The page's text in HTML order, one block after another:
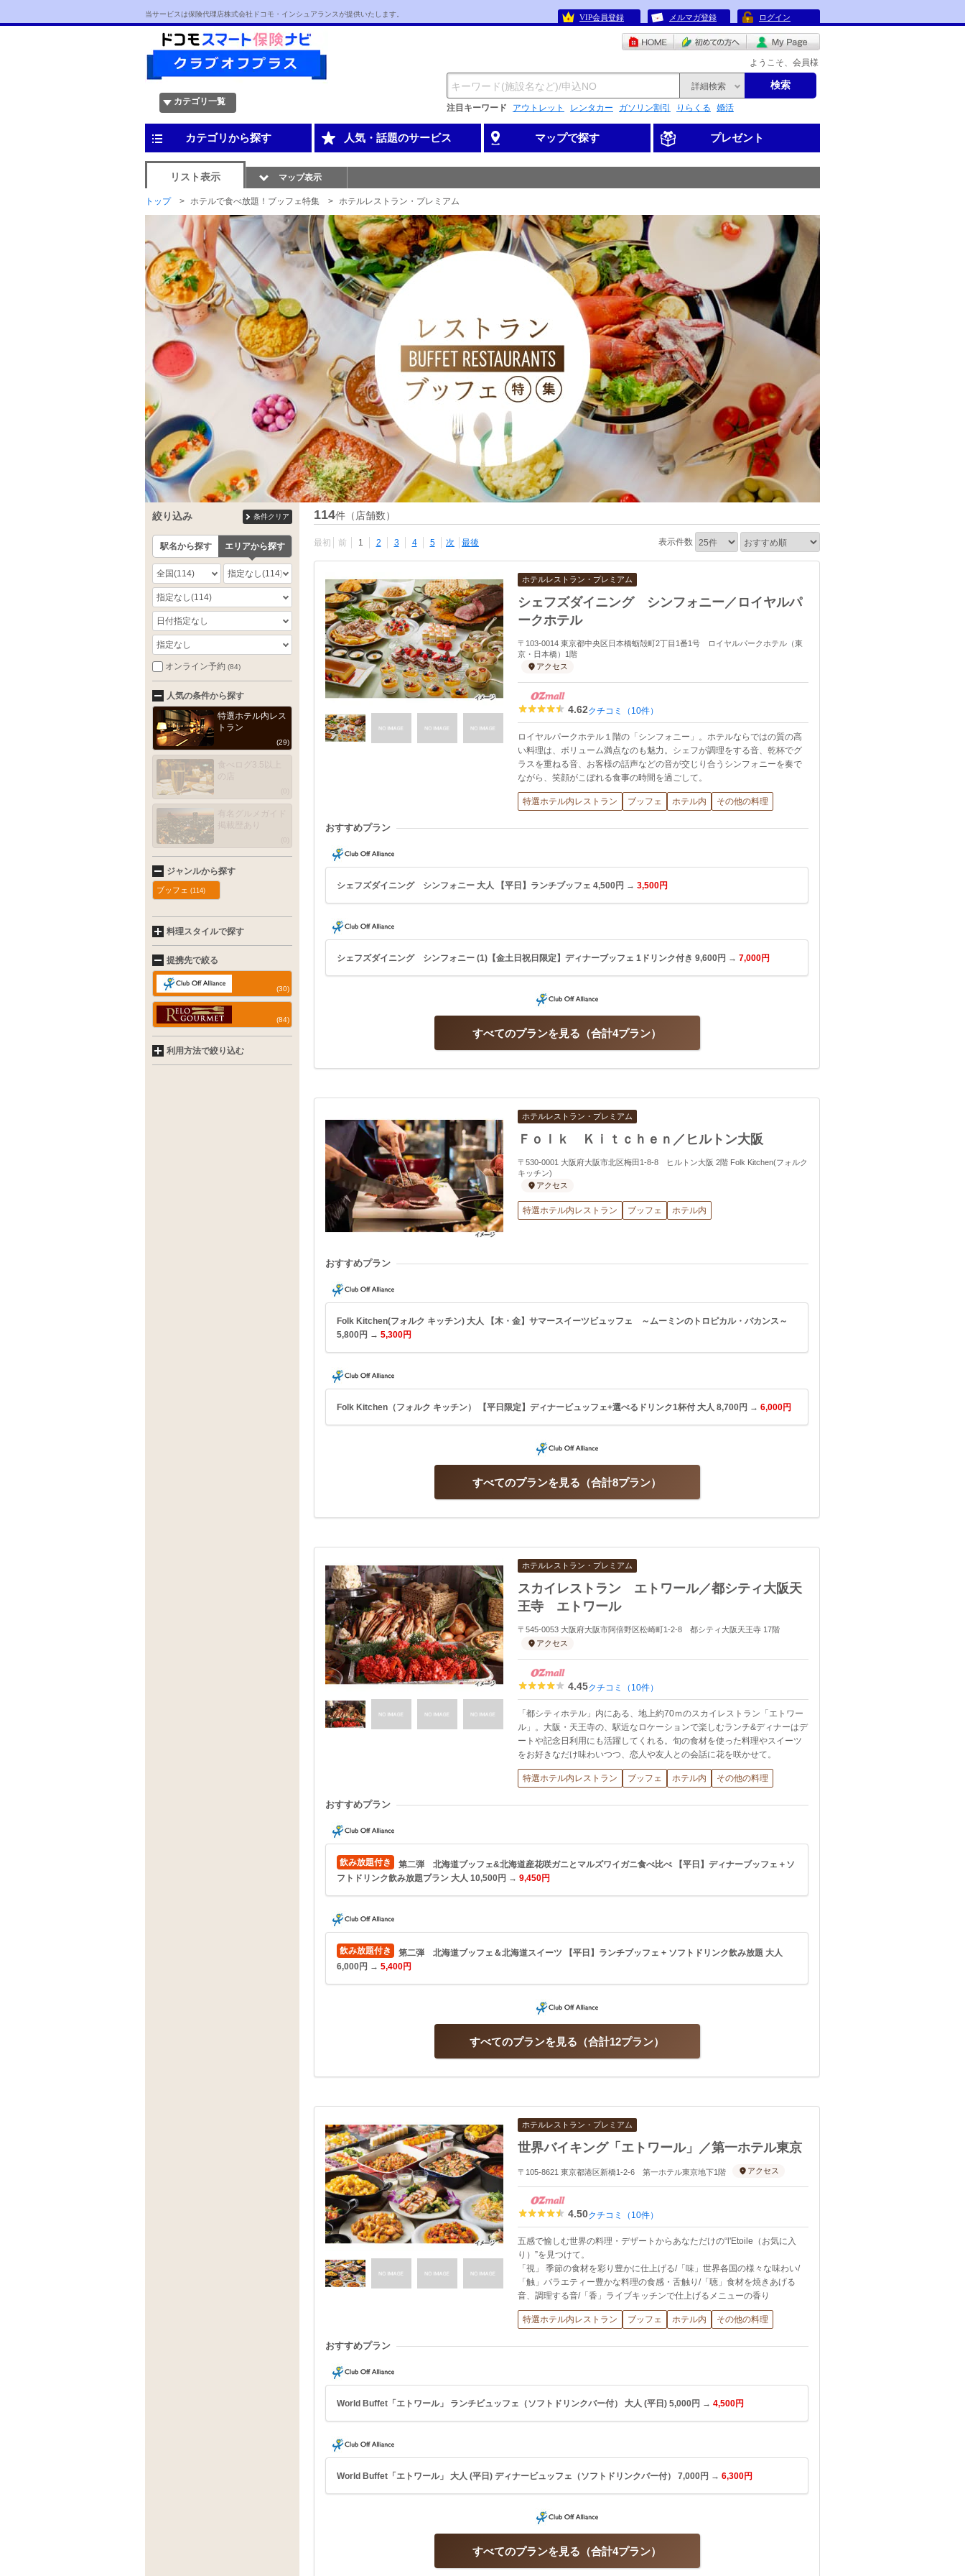
当サービスは保険代理店株式会社ドコモ・インシュアランスが提供いたします。 VIP会員登録 メルマガ登録 ログイン
ようこそ、会員様
カテゴリ一覧
詳細検索 検索
注目キーワード アウトレット レンタカー ガソリン割引 りらくる 婚活
カテゴリから探す 人気・話題のサービス マップで探す プレゼント
リスト表示 マップ表示
トップ ホテルで食べ放題！ブッフェ特集 ホテルレストラン・プレミアム
114件（店舗数）
最初 前 1 2 3 4 5 次 最後 表示件数
ホテルレストラン・プレミアム
シェフズダイニング シンフォニー／ロイヤルパ
ークホテル
〒103-0014 東京都中央区日本橋蛎殻町2丁目1番1号 ロイヤルパークホテル（東
京・日本橋）1階
アクセス
4.62クチコミ（10件）
ロイヤルパークホテル１階の「シンフォニー」。ホテルならではの質の高
い料理は、ボリューム満点なのも魅力。シェフが調理をする音、乾杯でグ
ラスを重ねる音、お客様の話声などの音が交じり合うシンフォニーを奏で
ながら、笑顔がこぼれる食事の時間を過ごして。
特選ホテル内レストラン ブッフェ ホテル内 その他の料理
おすすめプラン
シェフズダイニング シンフォニー 大人 【平日】ランチブッフェ 4,500円 → 3,500円
シェフズダイニング シンフォニー (1)【金土日祝日限定】ディナーブッフェ 1ドリンク付き 9,600円 → 7,000円
合計4プラン
すべてのプランを見る
ホテルレストラン・プレミアム
Ｆｏｌｋ Ｋｉｔｃｈｅｎ／ヒルトン大阪
〒530-0001 大阪府大阪市北区梅田1-8-8 ヒルトン大阪 2階 Folk Kitchen(フォルク
キッチン)
アクセス
特選ホテル内レストラン ブッフェ ホテル内
おすすめプラン
Folk Kitchen(フォルク キッチン) 大人 【木・金】サマースイーツビュッフェ ～ムーミンのトロピカル・バカンス～
5,800円 → 5,300円
Folk Kitchen（フォルク キッチン） 【平日限定】ディナービュッフェ+選べるドリンク1杯付 大人 8,700円 → 6,000円
合計8プラン
すべてのプランを見る
ホテルレストラン・プレミアム
スカイレストラン エトワール／都シティ大阪天
王寺 エトワール
〒545-0053 大阪府大阪市阿倍野区松崎町1-2-8 都シティ大阪天王寺 17階
アクセス
4.45クチコミ（10件）
「都シティホテル」内にある、地上約70ｍのスカイレストラン「エトワー
ル」。大阪・天王寺の、駅近なロケーションで楽しむランチ&ディナーはデ
ートや記念日利用にも活躍してくれる。旬の食材を使った料理やスイーツ
をお好きなだけ味わいつつ、恋人や友人との会話に花を咲かせて。
特選ホテル内レストラン ブッフェ ホテル内 その他の料理
おすすめプラン
飲み放題付き
第二弾 北海道ブッフェ&北海道産花咲ガニとマルズワイガニ食べ比べ 【平日】ディナーブッフェ＋ソ
フトドリンク飲み放題プラン 大人 10,500円 → 9,450円
飲み放題付き
第二弾 北海道ブッフェ＆北海道スイーツ 【平日】ランチブッフェ + ソフトドリンク飲み放題 大人
6,000円 → 5,400円
合計12プラン
すべてのプランを見る
ホテルレストラン・プレミアム
世界バイキング「エトワール」／第一ホテル東京
〒105-8621 東京都港区新橋1-2-6 第一ホテル東京地下1階 アクセス
4.50クチコミ（10件）
五感で愉しむ世界の料理・デザートからあなただけの“l'Etoile（お気に入
り）”を見つけて。
「視」 季節の食材を彩り豊かに仕上げる/「味」世界各国の様々な味わい/
「触」バラエティー豊かな料理の食感・舌触り/「聴」食材を焼きあげる
音、調理する音/「香」ライブキッチンで仕上げるメニューの香り
特選ホテル内レストラン ブッフェ ホテル内 その他の料理
おすすめプラン
World Buffet「エトワール」 ランチビュッフェ（ソフトドリンクバー付） 大人 (平日) 5,000円 → 4,500円
World Buffet「エトワール」 大人 (平日) ディナービュッフェ（ソフトドリンクバー付） 7,000円 → 6,300円
合計4プラン
すべてのプランを見る
絞り込み 条件クリア
駅名から探す エリアから探す
全国(114) 指定なし(114)
指定なし(114)
日付指定なし
指定なし
オンライン予約 (84)
人気の条件から探す
特選ホテル内レス
トラン
(29)
食べログ3.5以上
の店
有名グルメガイド
掲載歴あり
ジャンルから探す
ブッフェ (114)
料理スタイルで探す
提携先で絞る
(30)
(84)
利用方法で絞り込む